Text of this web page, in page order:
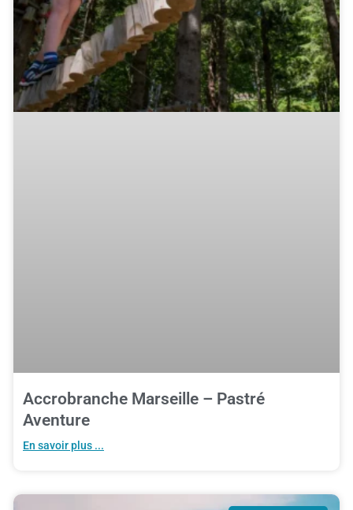
Accrobranche Marseille – Pastré
Aventure
En savoir plus ...